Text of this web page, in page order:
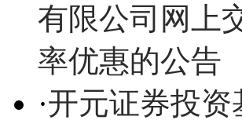
有限公司网上
率优惠的公告
·开元证券投资